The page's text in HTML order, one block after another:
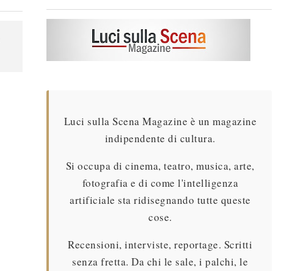
Luci sulla Scena Magazine è un magazine
indipendente di cultura.
Si occupa di cinema, teatro, musica, arte,
fotografia e di come l'intelligenza
artificiale sta ridisegnando tutte queste
cose.
Recensioni, interviste, reportage. Scritti
senza fretta. Da chi le sale, i palchi, le